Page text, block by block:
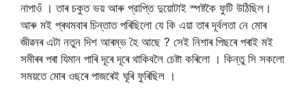
নাপাওঁ । তাৰ চকুত ভয় আৰু প্রাপ্তি দুয়োটাই স্পষ্টকৈ ফুটি উঠিছিল।
আৰু মই প্ৰথমবাৰ চিন্তাত পৰিছিলো যে কি এয়া তাৰ দূৰ্বলতা নে মোৰ
জীৱনৰ এটা নতুন দিশ আৰম্ভ হৈ আছে ? সেই নিশাৰ পিছৰে পৰাই মই
সমীৰৰ পৰা যিমান পাৰি দূৰে দূৰে থাকিবলৈ চেষ্টা কৰিলো । কিন্তু সি সকলো
সময়তে মোৰ ওছৰে পাজৰেই ঘূৰি ফুৰিছিল ।